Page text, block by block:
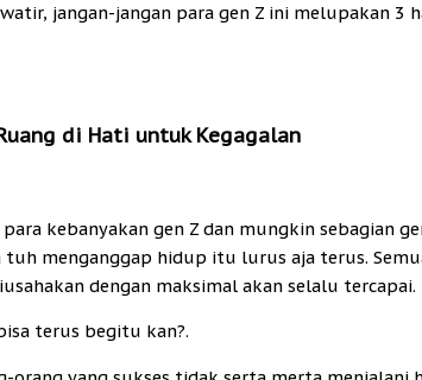
jangan-jangan para gen Z ini melupakan 3
di Hati untuk Kegagalan
kebanyakan gen Z dan mungkin sebagian
tuh menganggap hidup itu lurus aja terus.
dengan maksimal akan selalu tercapai.
terus begitu kan?.